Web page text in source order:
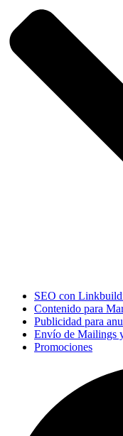
SEO con
Contenido para
Publicidad para
Envío de Mailings
Promociones